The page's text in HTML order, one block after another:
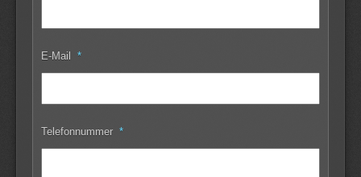
E-Mail *
Telefonnummer *